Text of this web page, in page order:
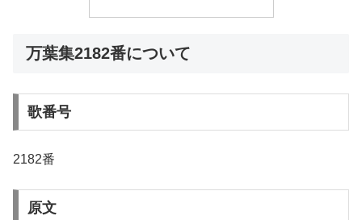
万葉集2182番について
歌番号
2182番
原文